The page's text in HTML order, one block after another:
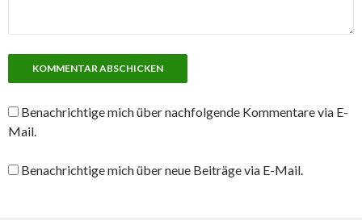
Benachrichtige mich über nachfolgende Kommentare via E-
Mail.
Benachrichtige mich über neue Beiträge via E-Mail.